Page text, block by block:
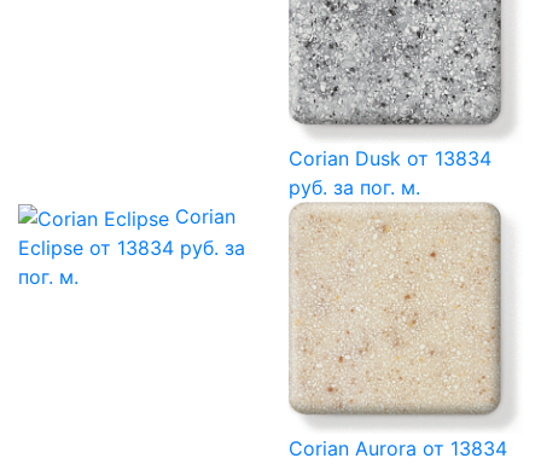
Corian Dusk от 13834
руб. за пог. м.
Corian
Eclipse от 13834 руб. за
пог. м.
Corian Aurora от 13834